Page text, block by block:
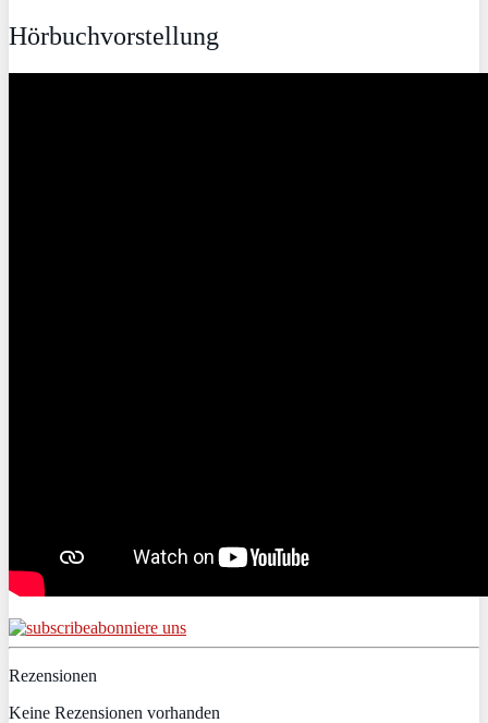
Hörbuchvorstellung
abonniere uns
Rezensionen
Keine Rezensionen vorhanden